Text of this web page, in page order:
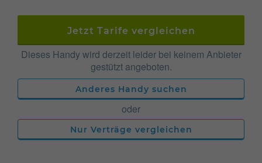
Jetzt Tarife vergleichen
Dieses Handy wird derzeit leider bei keinem Anbieter
gestützt angeboten.
Anderes Handy suchen
oder
Nur Verträge vergleichen